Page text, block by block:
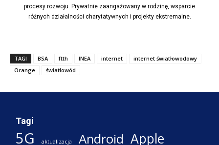
procesy rozwoju. Prywatnie zaangażowany w rodzinę, wsparcie
różnych działalności charytatywnych i projekty ekstremalne.
TAGI BSA ftth INEA internet
internet światłowodowy
Orange
światłowód
Tagi
5G aktualizacja Android Apple